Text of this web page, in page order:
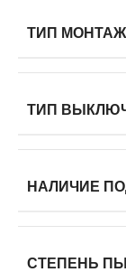
ТИП
ТИП
НАЛИЧИЕ
СТЕПЕНЬ